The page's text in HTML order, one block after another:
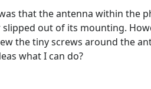
that the antenna within the
out of its mounting.
the tiny screws around the
what I can do?